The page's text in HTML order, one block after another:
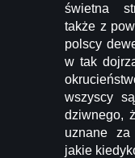
świetna
także z
polscy
w tak
wszyscy
dziwnego,
uznane
jakie